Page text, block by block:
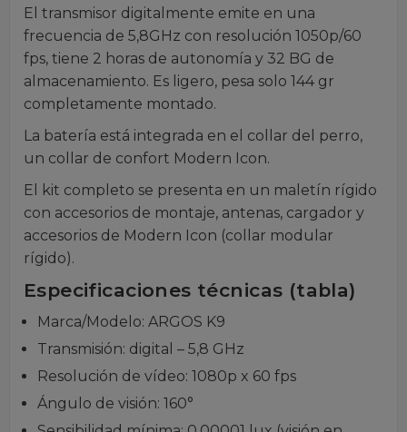
El transmisor digitalmente emite en una
frecuencia de 5,8GHz con resolución 1050p/60
fps, tiene 2 horas de autonomía y 32 BG de
almacenamiento. Es ligero, pesa solo 144 gr
completamente montado.
La batería está integrada en el collar del perro,
un collar de confort Modern Icon.
El kit completo se presenta en un maletín rígido
con accesorios de montaje, antenas, cargador y
accesorios de Modern Icon (collar modular
rígido).
Especificaciones técnicas (tabla)
Marca/Modelo: ARGOS K9
Transmisión: digital – 5,8 GHz
Resolución de vídeo: 1080p x 60 fps
Ángulo de visión: 160°